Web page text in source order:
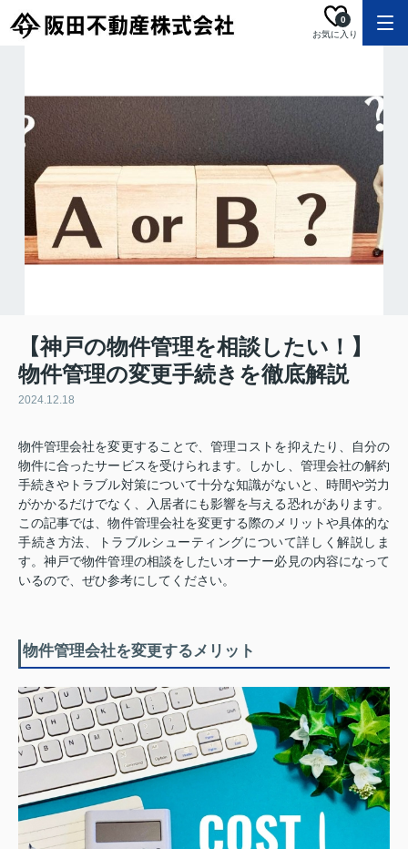
お気に入り
0
【神戸の物件管理を相談したい！】
物件管理の変更手続きを徹底解説
2024.12.18
物件管理会社を変更することで、管理コストを抑えたり、自分の
物件に合ったサービスを受けられます。しかし、管理会社の解約
手続きやトラブル対策について十分な知識がないと、時間や労力
がかかるだけでなく、入居者にも影響を与える恐れがあります。
この記事では、物件管理会社を変更する際のメリットや具体的な
手続き方法、トラブルシューティングについて詳しく解説しま
す。神戸で物件管理の相談をしたいオーナー必見の内容になって
いるので、ぜひ参考にしてください。
物件管理会社を変更するメリット